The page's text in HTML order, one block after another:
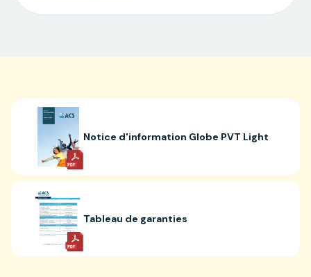
Notice d'information Globe PVT Light
Tableau de garanties